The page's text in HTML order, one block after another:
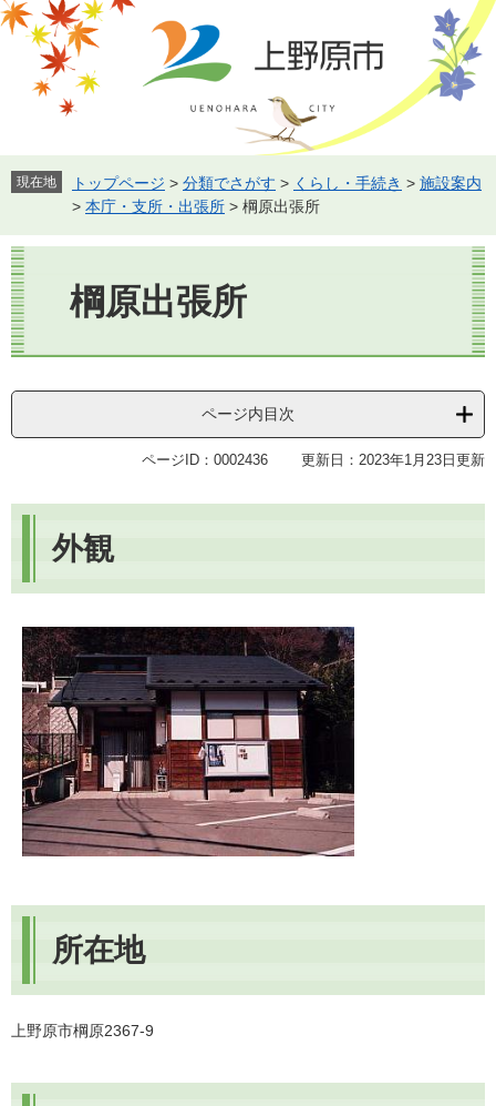
ペ
ー
す。
メ
ニ
し
て
文
へ
現在地 トップページ > 分類でさがす > くらし・手続き > 施設案内
> 本庁・支所・出張所 > 棡原出張所
本
文
棡原出張所
ページ内目次
ページID：0002436 更新日：2023年1月23日更新
外観
所在地
上野原市棡原2367-9